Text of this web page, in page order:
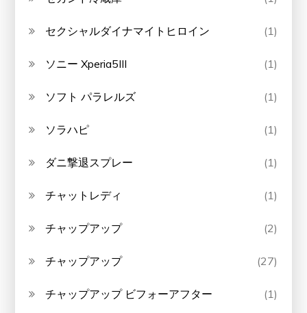
セクシャルダイナマイトヒロイン (1)
ソニー Xperia5III (1)
ソフト パラレルズ (1)
ソラハピ (1)
ダニ撃退スプレー (1)
チャットレディ (1)
チャップアップ (2)
チャップアップ (27)
チャップアップ ビフォーアフター (1)